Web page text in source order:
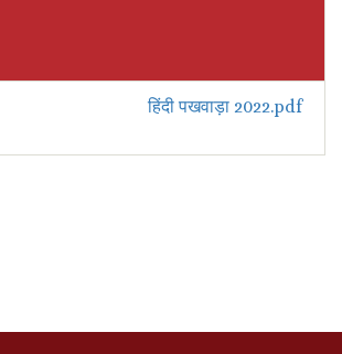
हिंदी पखवाड़ा 2022.pdf